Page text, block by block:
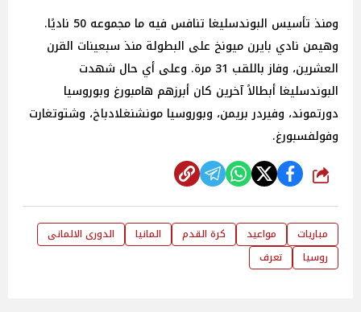
ومنذ تأسيس البوندسليغا تنافس فيه ما مجموعه 50 ناديًا.
وهيمن نادي بايرن ميونخ على البطولة منذ سبعينات القرن
العشرين، وفاز باللقب 31 مرة. وعلى أي حال شهدت
البوندسليغا أبطالاً آخرين كان أبرزهم هامبورغ وبوروسيا
دورتموند، وفيردر بريمن، وبوروسيا مونشنغلادباخ، وشتوتغارت
وفولفسبورغ.
شارك
مباريات مواعيد كرة القدم المانيا
الدورى الالمانى
روسيا
تعرف